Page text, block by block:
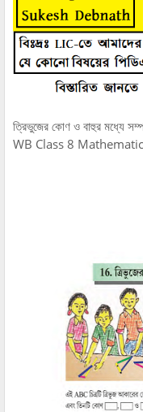
ত্রিভুজের কোণ ও বাহুর মধ্যে
WB Class 8